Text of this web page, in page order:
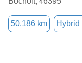
50.186 km Hybrid